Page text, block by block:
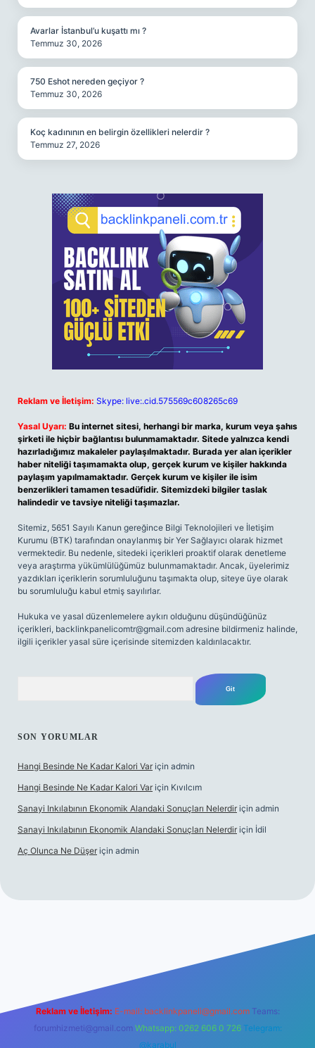
Avarlar İstanbul’u kuşattı mı ?
Temmuz 30, 2026
750 Eshot nereden geçiyor ?
Temmuz 30, 2026
Koç kadınının en belirgin özellikleri nelerdir ?
Temmuz 27, 2026
Reklam ve İletişim: Skype: live:.cid.575569c608265c69
Yasal Uyarı: Bu internet sitesi, herhangi bir marka, kurum veya şahıs
şirketi ile hiçbir bağlantısı bulunmamaktadır. Sitede yalnızca kendi
hazırladığımız makaleler paylaşılmaktadır. Burada yer alan içerikler
haber niteliği taşımamakta olup, gerçek kurum ve kişiler hakkında
paylaşım yapılmamaktadır. Gerçek kurum ve kişiler ile isim
benzerlikleri tamamen tesadüfidir. Sitemizdeki bilgiler taslak
halindedir ve tavsiye niteliği taşımazlar.
Sitemiz, 5651 Sayılı Kanun gereğince Bilgi Teknolojileri ve İletişim
Kurumu (BTK) tarafından onaylanmış bir Yer Sağlayıcı olarak hizmet
vermektedir. Bu nedenle, sitedeki içerikleri proaktif olarak denetleme
veya araştırma yükümlülüğümüz bulunmamaktadır. Ancak, üyelerimiz
yazdıkları içeriklerin sorumluluğunu taşımakta olup, siteye üye olarak
bu sorumluluğu kabul etmiş sayılırlar.
Hukuka ve yasal düzenlemelere aykırı olduğunu düşündüğünüz
içerikleri, backlinkpanelicomtr@gmail.com adresine bildirmeniz halinde,
ilgili içerikler yasal süre içerisinde sitemizden kaldırılacaktır.
SON YORUMLAR
Hangi Besinde Ne Kadar Kalori Var için admin
Hangi Besinde Ne Kadar Kalori Var için Kıvılcım
Sanayi Inkılabının Ekonomik Alandaki Sonuçları Nelerdir için admin
Sanayi Inkılabının Ekonomik Alandaki Sonuçları Nelerdir için İdil
Aç Olunca Ne Düşer için admin
Reklam ve İletişim: E-mail: backlinkpaneli@gmail.com Teams:
forumhizmeti@gmail.com Whatsapp: 0262 606 0 726 Telegram:
@karabul